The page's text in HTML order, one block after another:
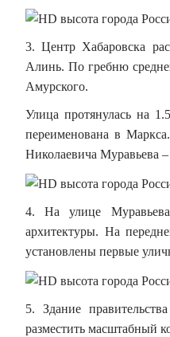
3. Центр Хабаровска
Алинь. По гребню
Амурского.
Улица протянулась на
переименована в
Николаевича Муравьева
4. На улице
архитектуры. На
установлены первые
5. Здание
разместить масштабный